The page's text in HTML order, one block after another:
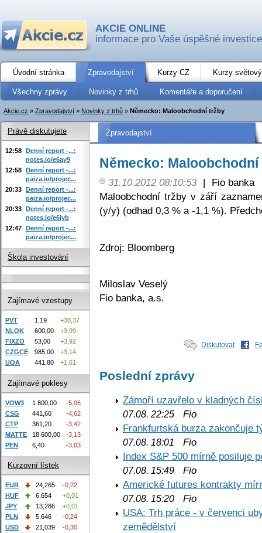
AKCIE ONLINE
informace pro Vaše úspěšné investice
Úvodní stránka Zpravodajství Kurzy CZ Kurzy
Všechny zprávy Novinky z trhů Komentáře a doporučení
Akcie.cz » Zpravodajství » Novinky z trhů » Německo: Maloobchodní tržby
Zpravodajství
Německo:
31.10.2012 08:10:53 |
Fio banka
Maloobchodní tržby v září
(y/y) (odhad 0,3 % a -1,1 %).
Zdroj: Bloomberg
Miloslav Veselý
Fio banka, a.s.
Diskutovat
Poslední zprávy
Zámoří uzavřelo v kladných
07.08. 22:25 Fio
Frankfurtská burza zakončuje
07.08. 18:01
Fio
Index S&P 500 mírně posiluje
07.08. 15:49 Fio
Americké futures kontrakty
07.08. 15:20 Fio
USA: Trh práce - v červenci
zemědělství
Právě diskutujete
12:58 Denní report -...:
notes.io/e6ay9
12:58 Denní report -...:
paiza.io/projec...
20:33 Denní report -...:
paiza.io/projec...
20:33 Denní report -...:
notes.io/e6iyb
12:47 Denní report -...:
paiza.io/projec...
Škola investování
Zajímavé vzestupy
PVT 1,19
+38,37
NLOK
600,00
+3,99
FIXZO
53,00
+3,92
CZGCE
985,00
+3,14
UQA
441,80 +1,61
Zajímavé poklesy
VOW3 1 800,00
-5,06
CSG
441,60
-4,62
CTP
361,20
-3,42
MATTE
18 600,00
-3,13
PEN
6,40 -3,03
Kurzovní lístek
EUR 24,265
-0,22
HUF
6,654
+0,01
JPY
13,286
+0,01
PLN
5,646
-0,24
USD
21,039 -0,30